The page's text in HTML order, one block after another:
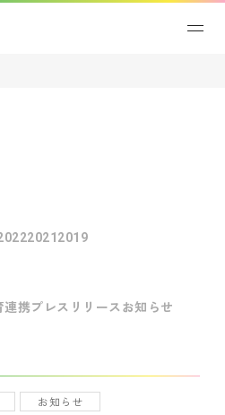
2021 2019
連携プレスリリース お知らせ
お知らせ